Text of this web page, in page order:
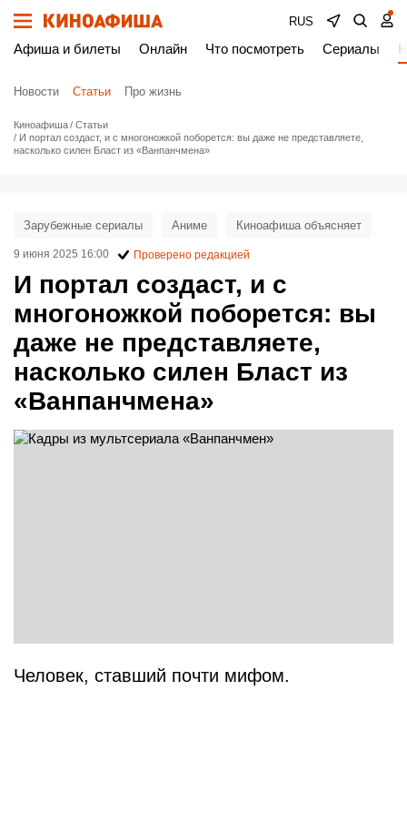
RUS
Афиша и билеты Онлайн Что посмотреть Сериалы
Новости Статьи Про жизнь
Киноафиша
Статьи
И портал создаст, и с многоножкой поборется: вы даже не представляете,
насколько силен Бласт из «Ванпанчмена»
И портал создаст, и с
многоножкой поборется: вы
даже не представляете,
насколько силен Бласт из
«Ванпанчмена»
Зарубежные сериалы Аниме Киноафиша объясняет
9 июня 2025 16:00 Проверено редакцией
Человек, ставший почти мифом.